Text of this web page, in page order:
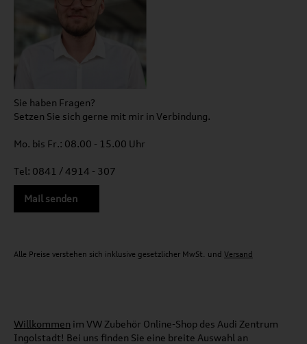
Sie haben Fragen?
Setzen Sie sich gerne mit mir in Verbindung.
Mo. bis Fr.: 08.00 - 15.00 Uhr
Tel: 0841 / 4914 - 307
Mail senden
Alle Preise verstehen sich inklusive gesetzlicher MwSt. und Versand
Willkommen im VW Zubehör Online-Shop des Audi Zentrum
Ingolstadt! Bei uns finden Sie eine breite Auswahl an